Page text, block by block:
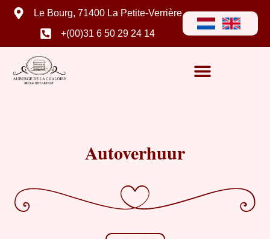
Le Bourg, 71400 La Petite-Verrière
+(00)31 6 50 29 24 14
Autoverhuur